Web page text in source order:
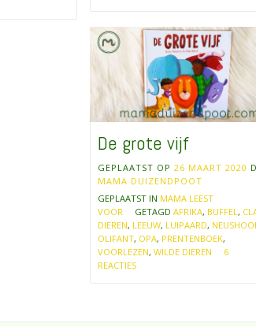
De grote vijf
GEPLAATST OP26 MAART 2020
MAMA DUIZENDPOOT
GEPLAATST IN MAMA LEEST
VOOR
GETAGDAFRIKA, BUFFEL,
DIEREN, LEEUW, LUIPAARD,
OLIFANT, OPA, PRENTENBOEK,
VOORLEZEN,WILDE DIEREN
6
REACTIES